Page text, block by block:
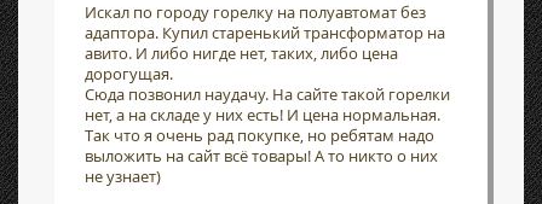
Искал по городу горелку на полуавтомат без
адаптора. Купил старенький трансформатор на
авито. И либо нигде нет, таких, либо цена
дорогущая.
Сюда позвонил наудачу. На сайте такой горелки
нет, а на складе у них есть! И цена нормальная.
Так что я очень рад покупке, но ребятам надо
выложить на сайт всё товары! А то никто о них
не узнает)